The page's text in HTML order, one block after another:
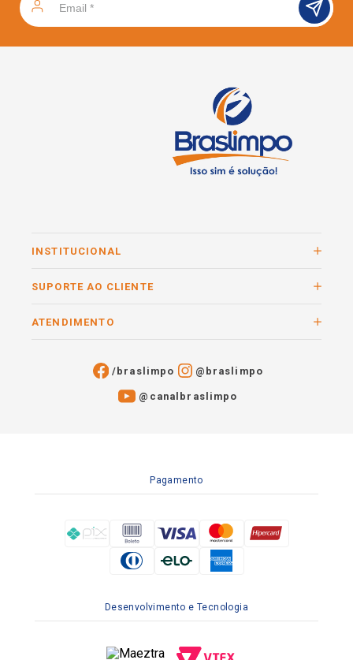
INSTITUCIONAL
SUPORTE AO CLIENTE
ATENDIMENTO
/braslimpo @braslimpo
@canalbraslimpo​
Pagamento
Desenvolvimento e Tecnologia